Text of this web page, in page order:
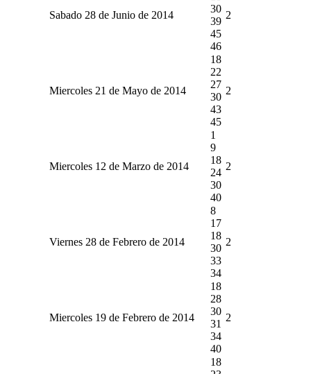
Sabado 28 de Junio de 2014
30
39
45
46
2
Miercoles 21 de Mayo de 2014
18
22
27
30
43
45
2
Miercoles 12 de Marzo de 2014
1
9
18
24
30
40
2
Viernes 28 de Febrero de 2014
8
17
18
30
33
34
2
Miercoles 19 de Febrero de 2014
18
28
30
31
34
40
2
18